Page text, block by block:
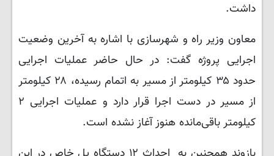
داشت.
معاون وزیر راه و شهرسازی با اشاره به آخرین وضعیت
اجرایی پروژه گفت: در حال حاضر عملیات اجرایی
حدود ۳۵ کیلومتر از مسیر به اتمام رسیده، ۲۸ کیلومتر
از مسیر در دست اجرا قرار دارد و عملیات اجرایی ۲
کیلومتر باقی‌مانده هنوز آغاز نشده است.